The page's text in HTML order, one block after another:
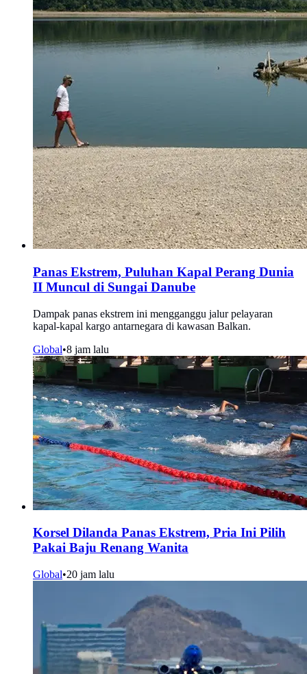
Panas Ekstrem, Puluhan Kapal Perang Dunia
II Muncul di Sungai Danube
Dampak panas ekstrem ini mengganggu jalur pelayaran
kapal-kapal kargo antarnegara di kawasan Balkan.
Global•8 jam lalu
Korsel Dilanda Panas Ekstrem, Pria Ini Pilih
Pakai Baju Renang Wanita
Global•20 jam lalu